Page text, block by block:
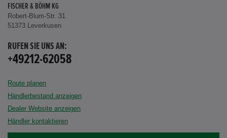
FISCHER & BÖHM KG
Robert-Blum-Str. 31
51373 Leverkusen
RUFEN SIE UNS AN:
+49212-62058
Route planen
Händlerbestand anzeigen
Dealer Website anzeigen
Händler kontaktieren